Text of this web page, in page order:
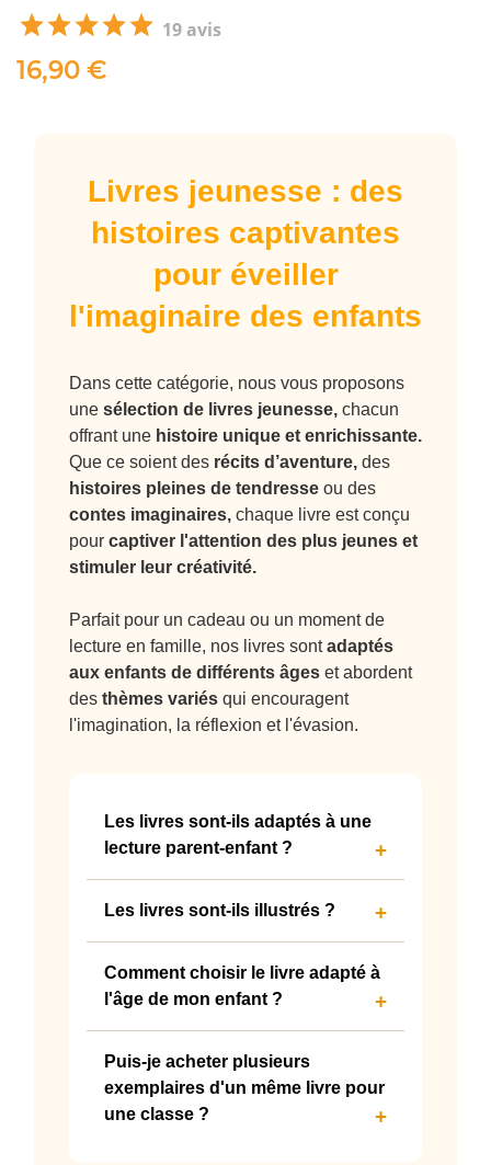
19 avis
16,90 €
Livres jeunesse : des
histoires captivantes
pour éveiller
l'imaginaire des enfants
Dans cette catégorie, nous vous proposons
une sélection de livres jeunesse, chacun
offrant une histoire unique et enrichissante.
Que ce soient des récits d’aventure, des
histoires pleines de tendresse ou des
contes imaginaires, chaque livre est conçu
pour captiver l'attention des plus jeunes et
stimuler leur créativité.
Parfait pour un cadeau ou un moment de
lecture en famille, nos livres sontadaptés
aux enfants de différents âges et abordent
des thèmes variés qui encouragent
l'imagination, la réflexion et l'évasion.
Les livres sont-ils adaptés à une
lecture parent-enfant ?
Oui, nos livres sont conçus pour être
entre parents et enfants.
Les livres sont-ils illustrés ?
Chaque livre propose des
illustrations attrayantes
agréable.
Comment choisir le livre adapté à
l'âge de mon enfant ?
Chaque livre présente des
recommandations d'âge en
fonction de
son contenu et de sa
Puis-je acheter plusieurs
exemplaires d'un même livre pour
une classe ?